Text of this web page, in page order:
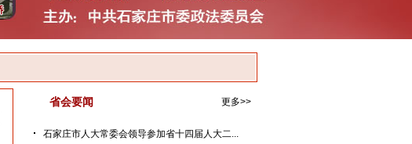
省会要闻 更多>>
石家庄市人大常委会领导参加省十四届人大二...